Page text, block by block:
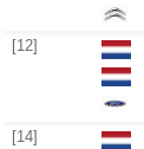
[12]
[14]